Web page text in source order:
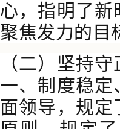
心，指明了
聚焦发力的目
（二）坚持
一、制度稳
面领导，规